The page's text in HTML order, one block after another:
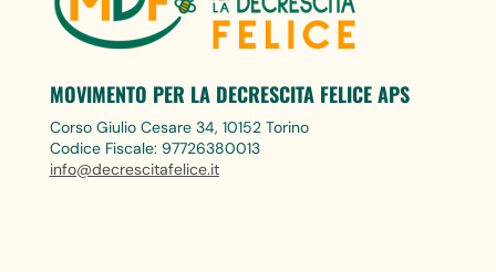
MOVIMENTO PER LA DECRESCITA FELICE APS
Corso Giulio Cesare 34, 10152 Torino
Codice Fiscale: 97726380013
info@decrescitafelice.it